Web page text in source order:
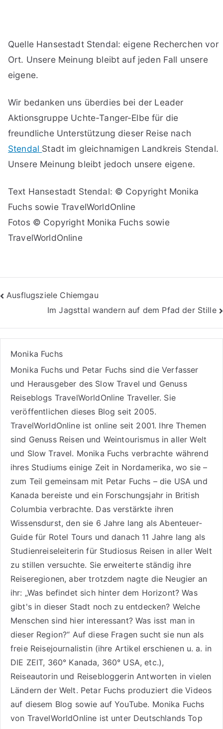
Quelle Hansestadt Stendal: eigene Recherchen vor
Ort. Unsere Meinung bleibt auf jeden Fall unsere
eigene.
Wir bedanken uns überdies bei der Leader
Aktionsgruppe Uchte-Tanger-Elbe für die
freundliche Unterstützung dieser Reise nach
Stendal Stadt im gleichnamigen Landkreis Stendal.
Unsere Meinung bleibt jedoch unsere eigene.
Text Hansestadt Stendal: © Copyright Monika
Fuchs sowie TravelWorldOnline
Fotos © Copyright Monika Fuchs sowie
TravelWorldOnline
Beitragsnavigation
Ausflugsziele Chiemgau
Im Jagsttal wandern auf dem Pfad der Stille
Monika Fuchs
Monika Fuchs und Petar Fuchs sind die Verfasser
und Herausgeber des Slow Travel und Genuss
Reiseblogs TravelWorldOnline Traveller. Sie
veröffentlichen dieses Blog seit 2005.
TravelWorldOnline ist online seit 2001. Ihre Themen
sind Genuss Reisenund Weintourismusin aller Welt
und Slow Travel. Monika Fuchs verbrachte während
ihres Studiums einige Zeit in Nordamerika, wo sie –
zum Teil gemeinsam mit Petar Fuchs – die USA und
Kanada bereiste und ein Forschungsjahr in British
Columbia verbrachte. Das verstärkte ihren
Wissensdurst, den sie 6 Jahre lang alsAbenteuer-
Guide für Rotel Tours und danach 11 Jahre lang als
Studienreiseleiterin für Studiosus Reisen in aller Welt
zu stillen versuchte. Sie erweiterte ständig ihre
Reiseregionen, aber trotzdem nagte die Neugier an
ihr: „Was befindet sich hinter dem Horizont? Was
gibt's in dieser Stadt noch zu entdecken? Welche
Menschen sind hier interessant? Was isst man in
dieser Region?“ Auf diese Fragen sucht sie nun als
freie Reisejournalistin (ihre Artikel erschienen u. a. in
DIE ZEIT, 360° Kanada, 360° USA, etc.),
Reiseautorinund Reisebloggerin Antworten in vielen
Ländern der Welt. Petar Fuchs produziert die Videos
auf diesem Blog sowie aufYouTube. Monika Fuchs
von TravelWorldOnline ist unter Deutschlands Top